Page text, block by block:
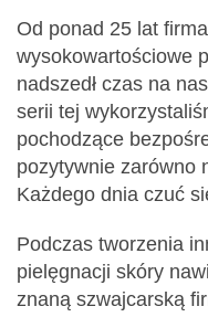
Od ponad 25 lat
wysokowartościowe
nadszedł czas na
serii tej
pochodzące
pozytywnie zarówno
Każdego dnia czuć
Podczas tworzenia
pielęgnacji skóry
znaną szwajcarską